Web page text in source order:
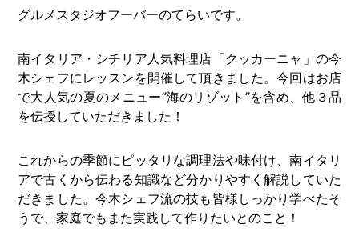
グルメスタジオフーバーのてらいです。
南イタリア・シチリア人気料理店「クッカーニャ」の今
木シェフにレッスンを開催して頂きました。今回はお店
で大人気の夏のメニュー”海のリゾット”を含め、他３品
を伝授していただきました！
これからの季節にピッタリな調理法や味付け、南イタリ
アで古くから伝わる知識など分かりやすく解説していた
だきました。今木シェフ流の技も皆様しっかり学べたそ
うで、家庭でもまた実践して作りたいとのこと！